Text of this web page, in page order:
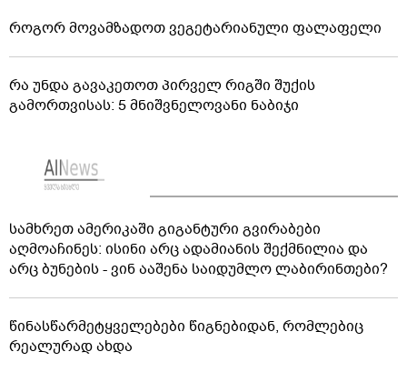
როგორ მოვამზადოთ ვეგეტარიანული ფალაფელი
რა უნდა გავაკეთოთ პირველ რიგში შუქის
გამორთვისას: 5 მნიშვნელოვანი ნაბიჯი
სამხრეთ ამერიკაში გიგანტური გვირაბები
აღმოაჩინეს: ისინი არც ადამიანის შექმნილია და
არც ბუნების - ვინ ააშენა საიდუმლო ლაბირინთები?
წინასწარმეტყველებები წიგნებიდან, რომლებიც
რეალურად ახდა